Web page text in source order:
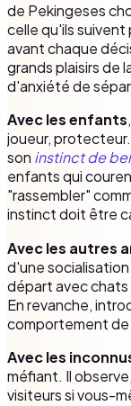
de Pekingeses
celle qu'ils
avant chaque
grands plaisirs de
d'anxiété de
Avec les enfants
joueur,
son instinct de
enfants qui
"rassembler"
instinct doit être
Avec les autres
d'une
départ avec
En revanche,
comportement
Avec les
méfiant. Il
visiteurs si vous-